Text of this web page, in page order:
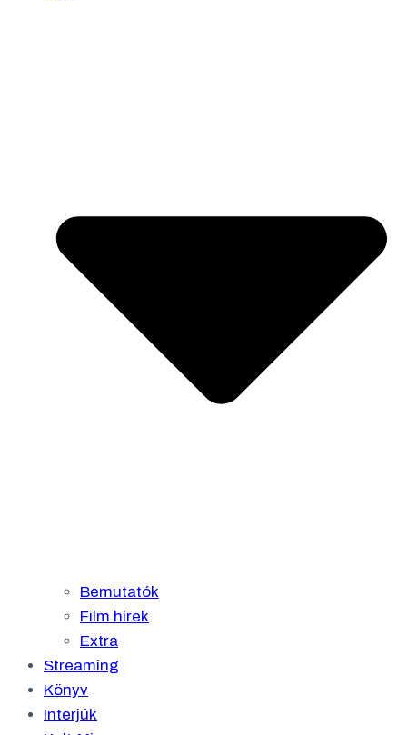
Bemutatók
Film hírek
Extra
Streaming
Könyv
Interjúk